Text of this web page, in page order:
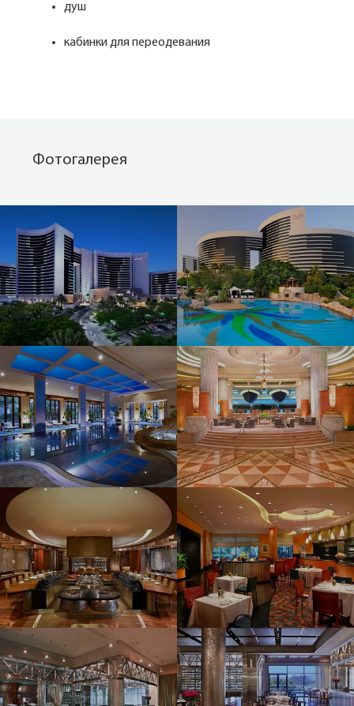
душ
кабинки для переодевания
Фотогалерея